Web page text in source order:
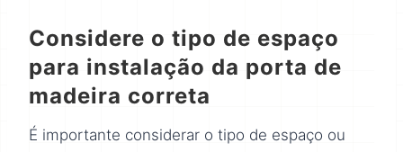
Considere o tipo de espaço
para instalação da porta de
madeira correta
É importante considerar o tipo de espaço ou